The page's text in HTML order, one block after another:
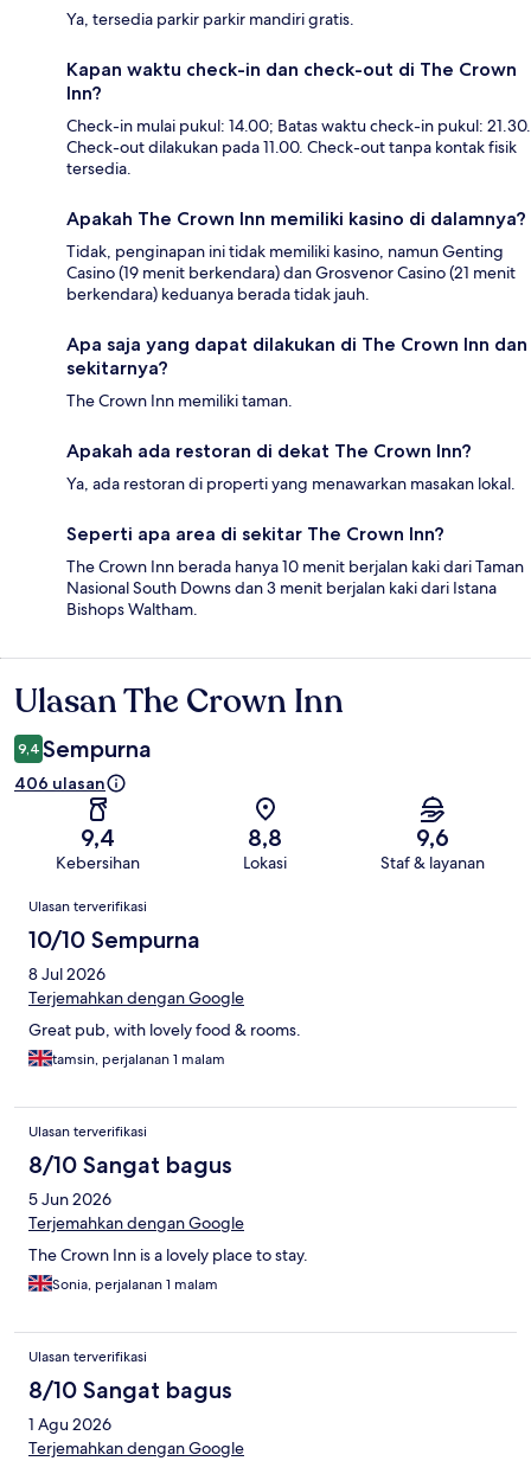
Ya, tersedia parkir parkir mandiri gratis.
Kapan waktu check-in dan check-out di The Crown
Inn?
Check-in mulai pukul: 14.00; Batas waktu check-in pukul: 21.30.
Check-out dilakukan pada 11.00. Check-out tanpa kontak fisik
tersedia.
Apakah The Crown Inn memiliki kasino di dalamnya?
Tidak, penginapan ini tidak memiliki kasino, namun Genting
Casino (19 menit berkendara) dan Grosvenor Casino (21 menit
berkendara) keduanya berada tidak jauh.
Apa saja yang dapat dilakukan di The Crown Inn dan
sekitarnya?
The Crown Inn memiliki taman.
Apakah ada restoran di dekat The Crown Inn?
Ya, ada restoran di properti yang menawarkan masakan lokal.
Seperti apa area di sekitar The Crown Inn?
The Crown Inn berada hanya 10 menit berjalan kaki dari Taman
Nasional South Downs dan 3 menit berjalan kaki dari Istana
Bishops Waltham.
Ulasan
Ulasan The Crown Inn
9,4 Sempurna
406 ulasan
9,4
Kebersihan
8,8
Lokasi
9,6
Staf & layanan
Ulasan
Ulasan terverifikasi
10/10 Sempurna
8 Jul 2026
Terjemahkan dengan Google
Great pub, with lovely food & rooms.
tamsin, perjalanan 1 malam
Ulasan terverifikasi
8/10 Sangat bagus
5 Jun 2026
Terjemahkan dengan Google
The Crown Inn is a lovely place to stay.
Sonia, perjalanan 1 malam
Ulasan terverifikasi
8/10 Sangat bagus
1 Agu 2026
Terjemahkan dengan Google